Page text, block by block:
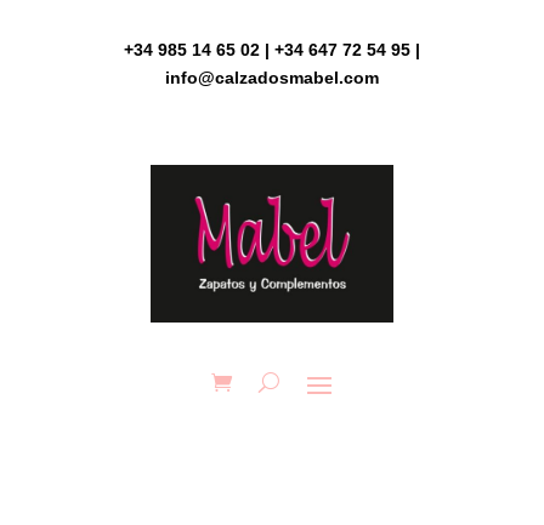
+34 985 14 65 02 | +34 647 72 54 95 |
info@calzadosmabel.com